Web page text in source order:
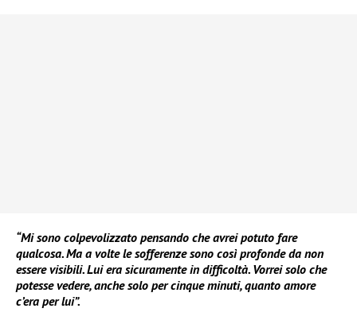
“Mi sono colpevolizzato pensando che avrei potuto fare
qualcosa. Ma a volte le sofferenze sono così profonde da non
essere visibili. Lui era sicuramente in difficoltà. Vorrei solo che
potesse vedere, anche solo per cinque minuti, quanto amore
c’era per lui”.